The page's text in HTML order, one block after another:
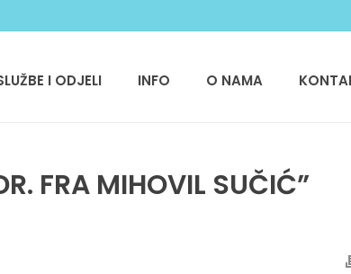
I ODJELI INFO O NAMA
FRA MIHOVIL SUČIĆ”